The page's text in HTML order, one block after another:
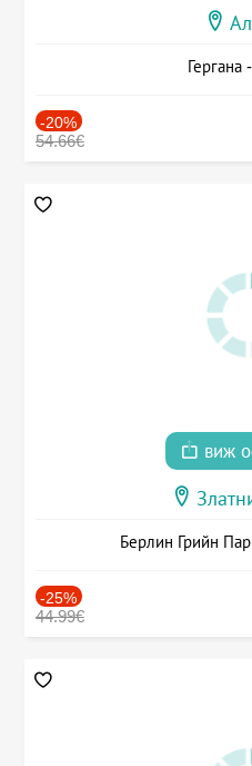
Гергана
-20%
54.66€
виж
Берлин Грийн
-25%
44.99€